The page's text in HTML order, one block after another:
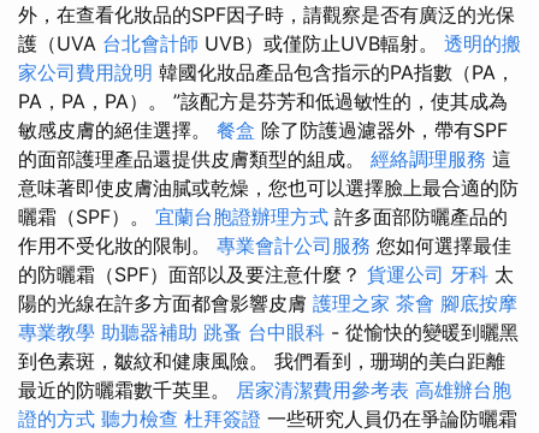
外，在查看化妝品的SPF因子時，請觀察是否有廣泛的光保
護（UVA 台北會計師 UVB）或僅防止UVB輻射。 透明的搬
家公司費用說明 韓國化妝品產品包含指示的PA指數（PA，
PA，PA，PA）。 ”該配方是芬芳和低過敏性的，使其成為
敏感皮膚的絕佳選擇。 餐盒 除了防護過濾器外，帶有SPF
的面部護理產品還提供皮膚類型的組成。 經絡調理服務 這
意味著即使皮膚油膩或乾燥，您也可以選擇臉上最合適的防
曬霜（SPF）。 宜蘭台胞證辦理方式 許多面部防曬產品的
作用不受化妝的限制。 專業會計公司服務 您如何選擇最佳
的防曬霜（SPF）面部以及要注意什麼？ 貨運公司 牙科 太
陽的光線在許多方面都會影響皮膚 護理之家 茶會 腳底按摩
專業教學 助聽器補助 跳蚤 台中眼科 - 從愉快的變暖到曬黑
到色素斑，皺紋和健康風險。 我們看到，珊瑚的美白距離
最近的防曬霜數千英里。 居家清潔費用參考表 高雄辦台胞
證的方式 聽力檢查 杜拜簽證 一些研究人員仍在爭論防曬霜